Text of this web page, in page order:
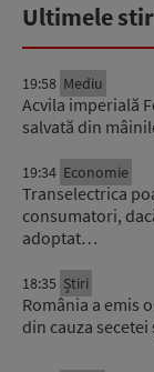
Ultimele
19:58 Mediu
Acvila imperială
salvată din
19:34 Economie
Transelectrica
consumatori,
adoptat…
18:35 Știri
România a emis
din cauza